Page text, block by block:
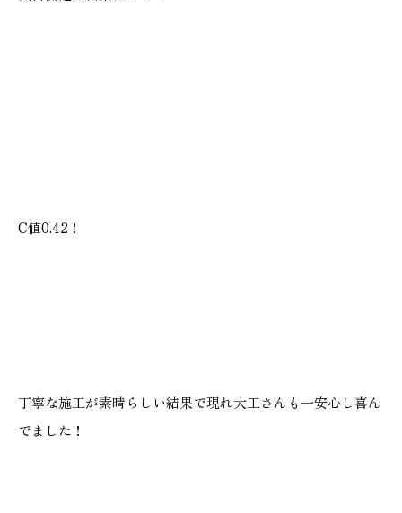
C値0.42！
丁寧な施工が素晴らしい結果で現れ大工さんも一安心し喜ん
でました！